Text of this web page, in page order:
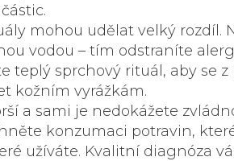
mohou udělat velký rozdíl.
vodou – tím odstraníte
teplý sprchový rituál, aby se
kožním vyrážkám.
a sami je nedokážete
konzumaci potravin,
užíváte. Kvalitní diagnóza